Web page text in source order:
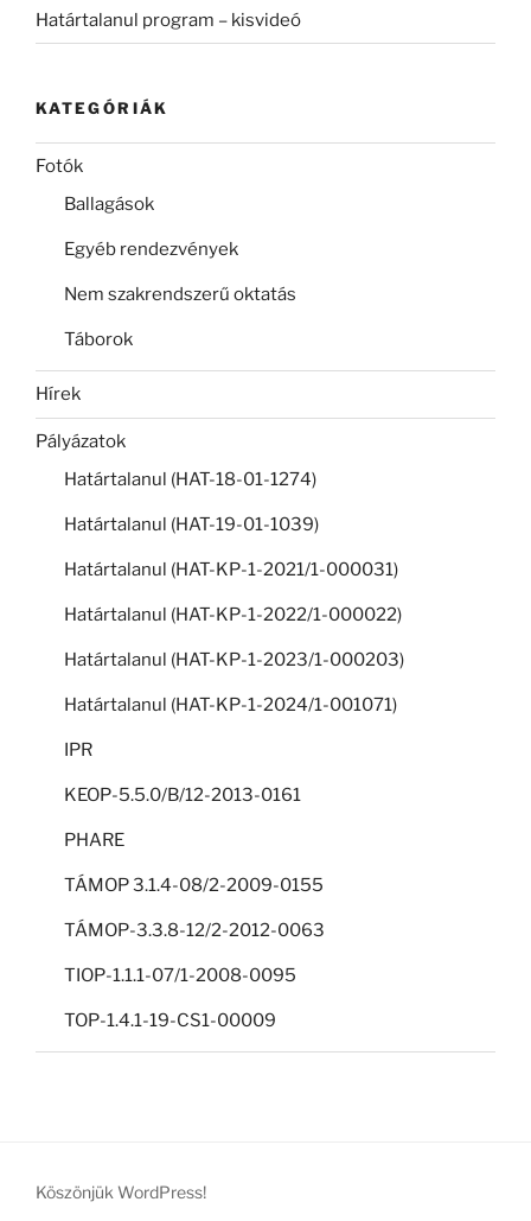
Határtalanul program – kisvideó
KATEGÓRIÁK
Fotók
Ballagások
Egyéb rendezvények
Nem szakrendszerű oktatás
Táborok
Hírek
Pályázatok
Határtalanul (HAT-18-01-1274)
Határtalanul (HAT-19-01-1039)
Határtalanul (HAT-KP-1-2021/1-000031)
Határtalanul (HAT-KP-1-2022/1-000022)
Határtalanul (HAT-KP-1-2023/1-000203)
Határtalanul (HAT-KP-1-2024/1-001071)
IPR
KEOP-5.5.0/B/12-2013-0161
PHARE
TÁMOP 3.1.4-08/2-2009-0155
TÁMOP-3.3.8-12/2-2012-0063
TIOP-1.1.1-07/1-2008-0095
TOP-1.4.1-19-CS1-00009
Köszönjük WordPress!